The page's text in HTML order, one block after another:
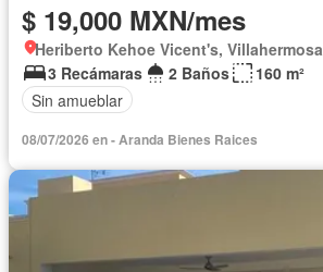
$ 19,000 MXN/mes
Heriberto Kehoe Vicent's, Villahermosa
3 Recámaras
2 Baños
160 m²
Sin amueblar
08/07/2026 en - Aranda Bienes Raices